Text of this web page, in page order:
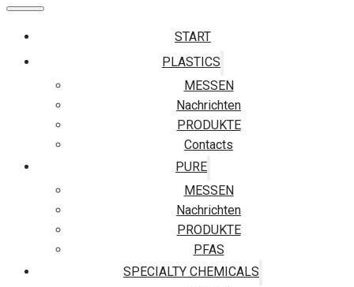
START
PLASTICS
MESSEN
Nachrichten
PRODUKTE
Contacts
PURE
MESSEN
Nachrichten
PRODUKTE
PFAS
SPECIALTY CHEMICALS